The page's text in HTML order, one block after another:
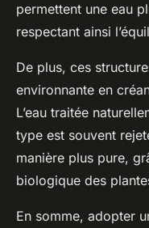
permettent une eau
respectant ainsi
De plus, ces
environnante en
L’eau traitée
type est souvent
manière plus pure,
biologique des
En somme, adopter